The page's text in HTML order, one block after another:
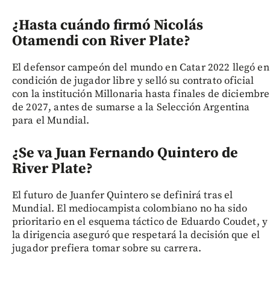
¿Hasta cuándo firmó Nicolás
Otamendi con River Plate?
El defensor campeón del mundo en Catar 2022 llegó en
condición de jugador libre y selló su contrato oficial
con la institución Millonaria hasta finales de diciembre
de 2027, antes de sumarse a la Selección Argentina
para el Mundial.
¿Se va Juan Fernando Quintero de
River Plate?
El futuro de Juanfer Quintero se definirá tras el
Mundial. El mediocampista colombiano no ha sido
prioritario en el esquema táctico de Eduardo Coudet, y
la dirigencia aseguró que respetará la decisión que el
jugador prefiera tomar sobre su carrera.